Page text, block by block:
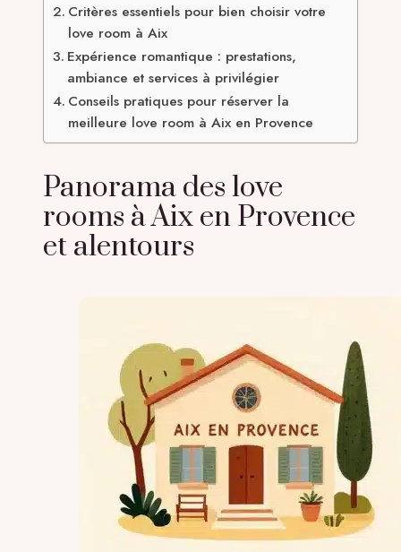
Critères essentiels pour bien choisir votre
love room à Aix
Expérience romantique : prestations,
ambiance et services à privilégier
Conseils pratiques pour réserver la
meilleure love room à Aix en Provence
Panorama des love
rooms à Aix en Provence
et alentours